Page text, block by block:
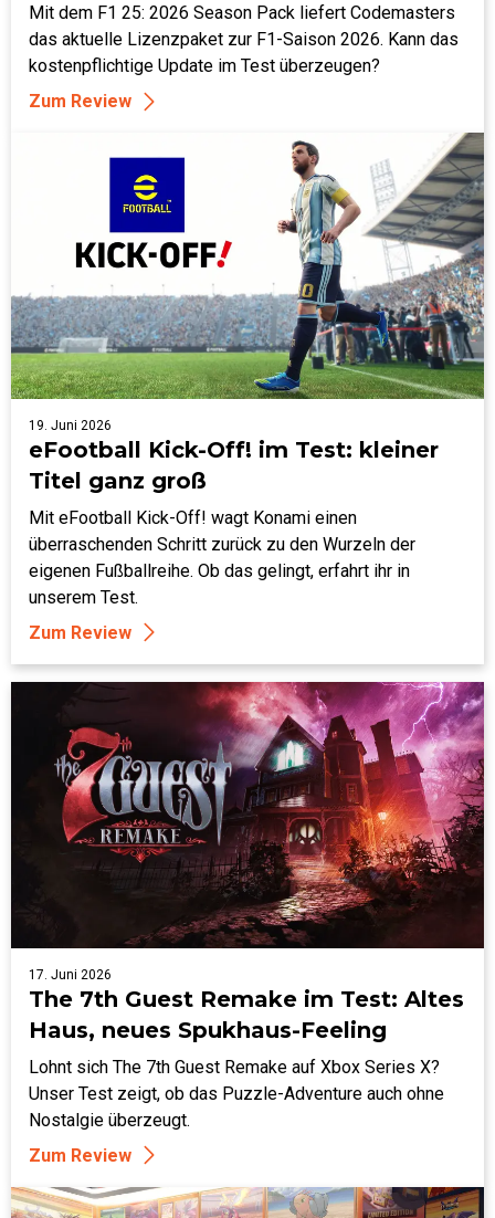
Mit dem F1 25: 2026 Season Pack liefert Codemasters
das aktuelle Lizenzpaket zur F1-Saison 2026. Kann das
kostenpflichtige Update im Test überzeugen?
Zum Review
19. Juni 2026
eFootball Kick-Off! im Test: kleiner
Titel ganz groß
Mit eFootball Kick-Off! wagt Konami einen
überraschenden Schritt zurück zu den Wurzeln der
eigenen Fußballreihe. Ob das gelingt, erfahrt ihr in
unserem Test.
Zum Review
17. Juni 2026
The 7th Guest Remake im Test: Altes
Haus, neues Spukhaus-Feeling
Lohnt sich The 7th Guest Remake auf Xbox Series X?
Unser Test zeigt, ob das Puzzle-Adventure auch ohne
Nostalgie überzeugt.
Zum Review